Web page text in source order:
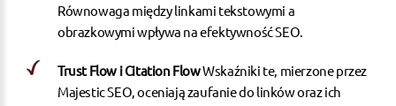
Równowaga między linkami tekstowymi a
obrazkowymi wpływa na efektywność SEO.
Trust Flow i Citation FlowWskaźniki te, mierzone przez
Majestic SEO, oceniają zaufanie do linków oraz ich